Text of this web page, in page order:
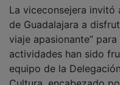
de Guadalajara a
viaje apasionante”
actividades han sido
equipo de la
Cultura, encabezado